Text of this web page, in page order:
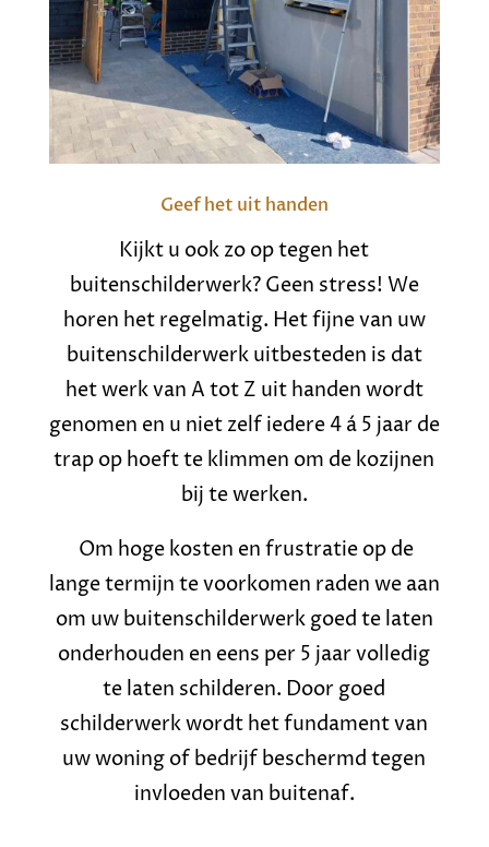
Geef het uit handen
Kijkt u ook zo op tegen het
buitenschilderwerk? Geen stress! We
horen het regelmatig. Het fijne van uw
buitenschilderwerk uitbesteden is dat
het werk van A tot Z uit handen wordt
genomen en u niet zelf iedere 4 á 5 jaar de
trap op hoeft te klimmen om de kozijnen
bij te werken.
Om hoge kosten en frustratie op de
lange termijn te voorkomen raden we aan
om uw buitenschilderwerk goed te laten
onderhouden en eens per 5 jaar volledig
te laten schilderen. Door goed
schilderwerk wordt het fundament van
uw woning of bedrijf beschermd tegen
invloeden van buitenaf.